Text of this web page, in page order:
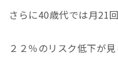
さらに40歳代では月21
２２％のリスク低下が